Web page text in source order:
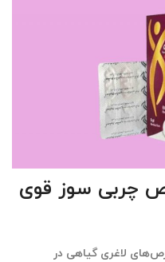
چربی سوز قوی
لاغری گیاهی در